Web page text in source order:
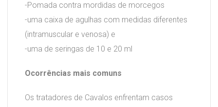
-Pomada contra mordidas de morcegos
-uma caixa de agulhas com medidas diferentes
(intramuscular e venosa) e
-uma de seringas de 10 e 20 ml
Ocorrências mais comuns
Os tratadores de Cavalos enfrentam casos